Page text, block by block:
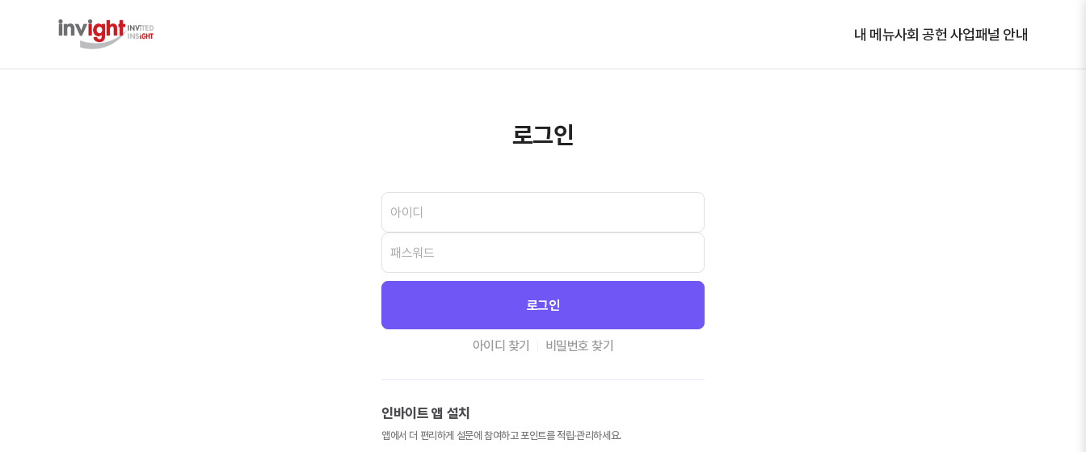
내 메뉴사회 공헌 사업패널 안내
로그인
아이디 찾기 비밀번호 찾기
인바이트 앱 설치
앱에서 더 편리하게 설문에 참여하고 포인트를 적립·관리하세요.